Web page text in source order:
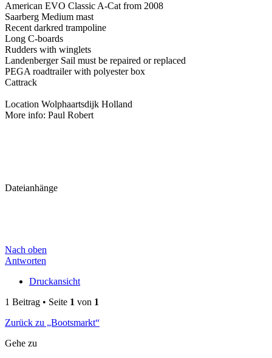
American EVO Classic A-Cat from 2008
Saarberg Medium mast
Recent darkred trampoline
Long C-boards
Rudders with winglets
Landenberger Sail must be repaired or replaced
PEGA roadtrailer with polyester box
Cattrack
Location Wolphaartsdijk Holland
More info: Paul Robert
Dateianhänge
Nach oben
Antworten
Druckansicht
1 Beitrag • Seite 1 von 1
Zurück zu „Bootsmarkt“
Gehe zu